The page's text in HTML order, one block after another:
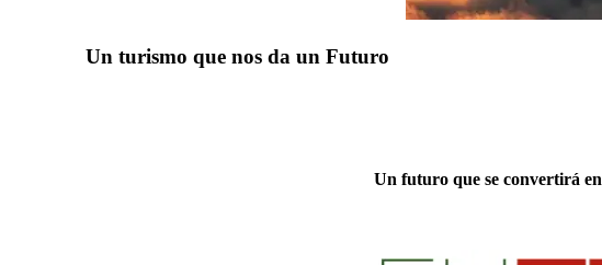
Un turismo que nos da un Futuro
Un futuro que se convertirá en